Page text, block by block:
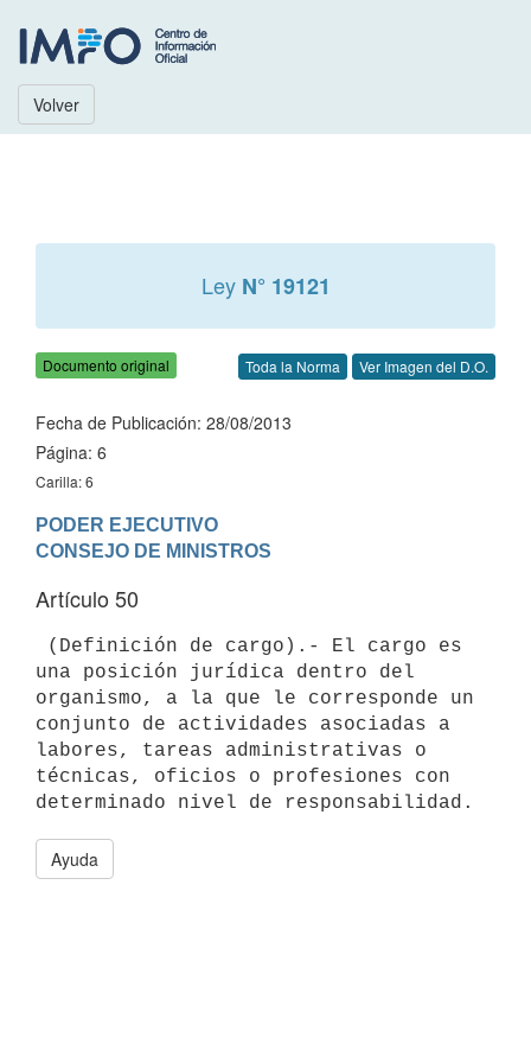
Volver
Ley N° 19121
Documento original Toda la Norma Ver Imagen del D.O.
Fecha de Publicación: 28/08/2013
Página: 6
Carilla: 6
PODER EJECUTIVO
Artículo 50
una posición jurídica dentro del
organismo, a la que le corresponde un
conjunto de actividades asociadas a
labores, tareas administrativas o
técnicas, oficios o profesiones con
Ayuda